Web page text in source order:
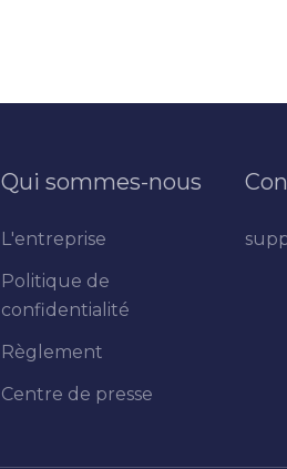
Qui sommes-nous
L'entreprise
Politique de
confidentialité
Règlement
Centre de presse